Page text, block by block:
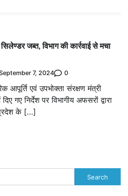
जब्त, विभाग की कार्रवाई से मचा
7, 2024 0
आपूर्ति एवं उपभोक्ता संरक्षण मंत्री
दिए गए निर्देश पर विभागीय अफसरों द्वारा
के […]
Search